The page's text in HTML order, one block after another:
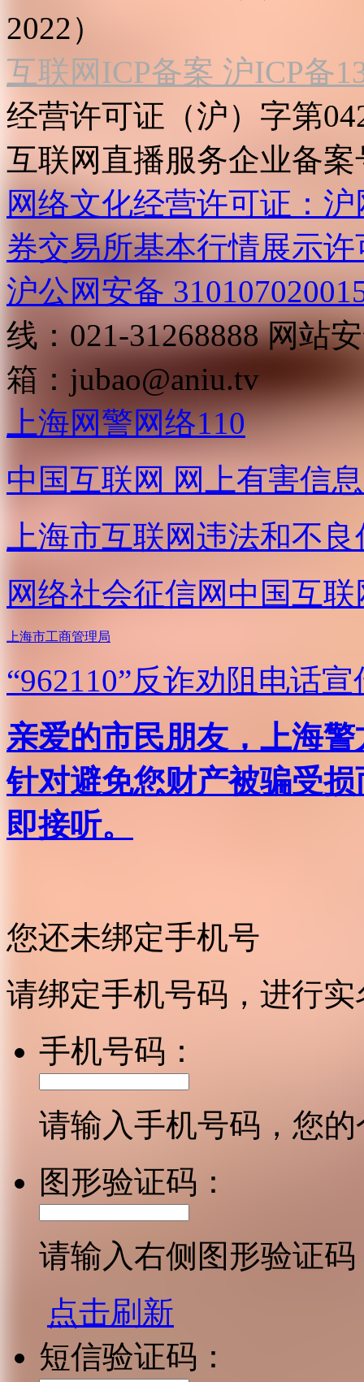
2022）
互联网ICP备案 沪ICP备
经营许可证（沪）字第
互联网直播服务企业备案
网络文化经营许可证：
券交易所基本行情展示许
沪公网安备
线：021-31268888 网站
箱： jubao@aniu.tv
上海网警网络110
中国互联网 网上有害信
上海市互联网违法和不
网络社会征信网 中国互
上海市工商管理局
“962110”反诈劝阻电话宣
亲爱的市民朋友，上海
针对避免您财产被骗受
即接听。
您还未绑定手机号
请绑定手机号码，进行
手机号码：
请输入手机号码，您
图形验证码：
请输入右侧图形验证码
点击刷新
短信验证码：